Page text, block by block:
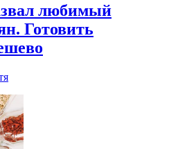
любимый
Готовить